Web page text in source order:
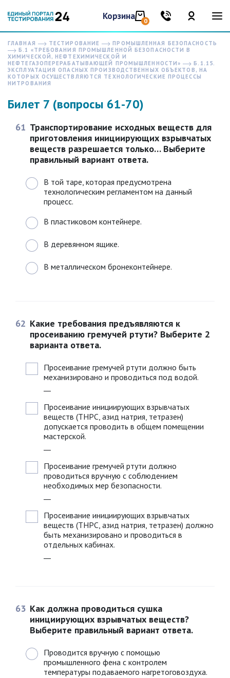
Корзина 0
ГЛАВНАЯ ТЕСТИРОВАНИЕ
ПРОМЫШЛЕННАЯ БЕЗОПАСНОСТЬ
Б.1 «ТРЕБОВАНИЯ ПРОМЫШЛЕННОЙ БЕЗОПАСНОСТИ В
ХИМИЧЕСКОЙ, НЕФТЕХИМИЧЕСКОЙ И
НЕФТЕГАЗОПЕРЕРАБАТЫВАЮЩЕЙ ПРОМЫШЛЕННОСТИ»
Б.1.15.
ЭКСПЛУАТАЦИЯ ОПАСНЫХ ПРОИЗВОДСТВЕННЫХ ОБЪЕКТОВ, НА
КОТОРЫХ ОСУЩЕСТВЛЯЮТСЯ ТЕХНОЛОГИЧЕСКИЕ ПРОЦЕССЫ
НИТРОВАНИЯ
Билет 7 (вопросы 61-70)
61 Транспортирование исходных веществ для
приготовления инициирующих взрывчатых
веществ разрешается только… Выберите
правильный вариант ответа.
В той таре, которая предусмотрена
технологическим регламентом на данный
процесс.
В пластиковом контейнере.
В деревянном ящике.
В металлическом бронеконтейнере.
62 Какие требования предъявляются к
просеиванию гремучей ртути? Выберите 2
варианта ответа.
Просеивание гремучей ртути должно быть
механизировано и проводиться под водой.
Просеивание инициирующих взрывчатых
веществ (ТНРС, азид натрия, тетразен)
допускается проводить в общем помещении
мастерской.
Просеивание гремучей ртути должно
проводиться вручную с соблюдением
необходимых мер безопасности.
Просеивание инициирующих взрывчатых
веществ (ТНРС, азид натрия, тетразен) должно
быть механизировано и проводиться в
отдельных кабинах.
63 Как должна проводиться сушка
инициирующих взрывчатых веществ?
Выберите правильный вариант ответа.
Проводится вручную с помощью
промышленного фена с контролем
температуры подаваемого нагретоговоздуха.